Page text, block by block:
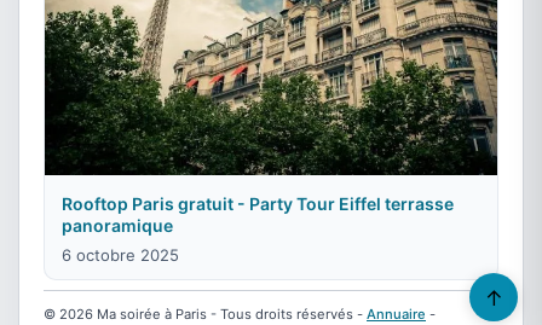
Rooftop Paris gratuit - Party Tour Eiffel terrasse
panoramique
6 octobre 2025
© 2026 Ma soirée à Paris - Tous droits réservés - Annuaire -
↑